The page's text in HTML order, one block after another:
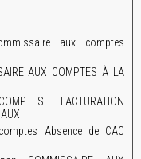
aux comptes
AUX COMPTES À LA
FACTURATION
Absence de CAC